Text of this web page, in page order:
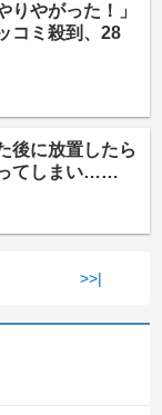
りやがった！」
コミ殺到、28
後に放置したら
ってしまい……
>>|